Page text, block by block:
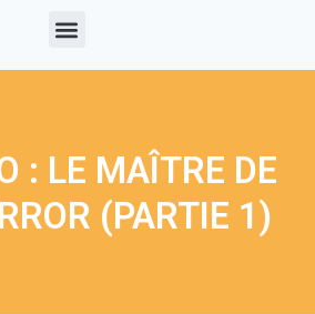
: LE MAÎTRE DE
(PARTIE 1)